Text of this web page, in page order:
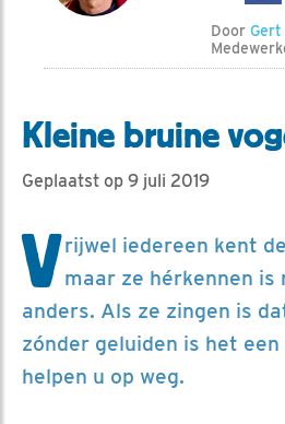
Door
Kleine bruine
Geplaatst op 9 juli 2019
Vrijwel iedereen kent
maar ze hérkennen is
anders. Als ze zingen is
zónder geluiden is het
helpen u op weg.